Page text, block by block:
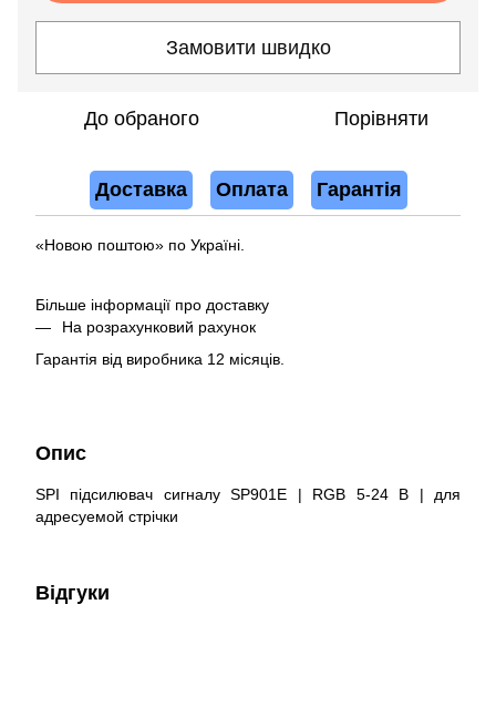
Замовити швидко
До обраного Порівняти
Доставка Оплата Гарантія
«Новою поштою» по Україні.
Більше інформації про доставку
На розрахунковий рахунок
Гарантія від виробника 12 місяців.
Опис
SPI підсилювач сигналу SP901E | RGB 5-24 В | для
адресуемой стрічки
Відгуки